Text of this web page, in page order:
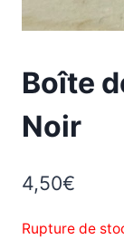
Boîte
Noir
4,50€
Rupture de